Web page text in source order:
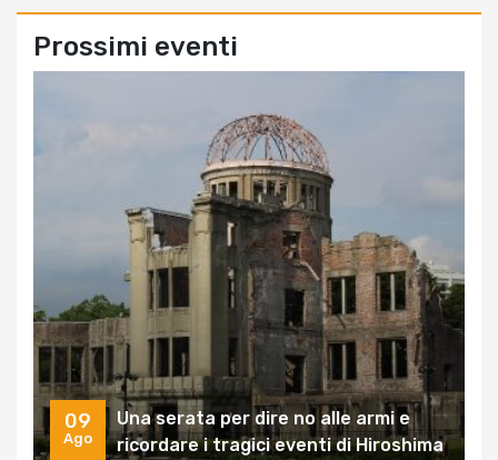
Prossimi eventi
09
Ago
Una serata per dire no alle armi e
ricordare i tragici eventi di Hiroshima